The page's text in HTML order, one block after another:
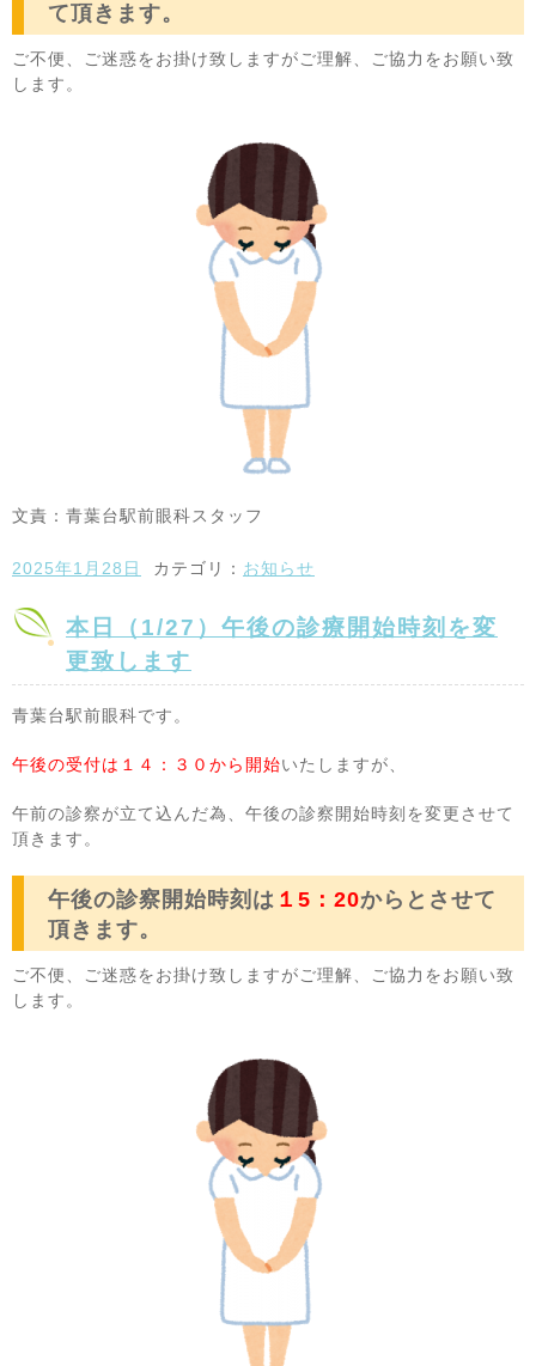
て頂きます。
ご不便、ご迷惑をお掛け致しますがご理解、ご協力をお願い致
します。
文責：青葉台駅前眼科スタッフ
2025年1月28日 カテゴリ： お知らせ
本日（1/27）午後の診療開始時刻を変
更致します
青葉台駅前眼科です。
午後の受付は１４：３０から開始いたしますが、
午前の診察が立て込んだ為、午後の診察開始時刻を変更させて
頂きます。
午後の診察開始時刻は １5：20からとさせて
頂きます。
ご不便、ご迷惑をお掛け致しますがご理解、ご協力をお願い致
します。